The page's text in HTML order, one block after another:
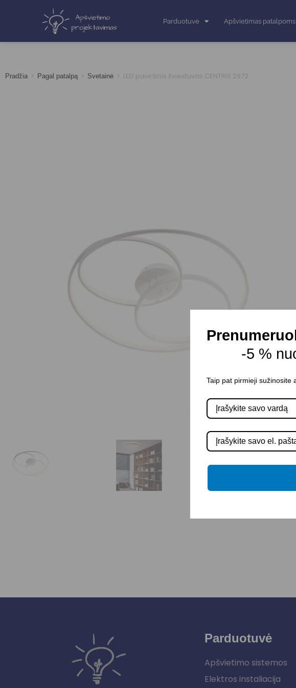
Parduotuvė Apšvietimas patalpoms
Pradžia > Pagal patalpą > Svetainė > LED paviršinis šviestuvas CENTRIX 2972
Parduotuvė
Apšvietimo sistemos
Elektros instaliacija
-5 %
Taip pat pirmieji sužinosite